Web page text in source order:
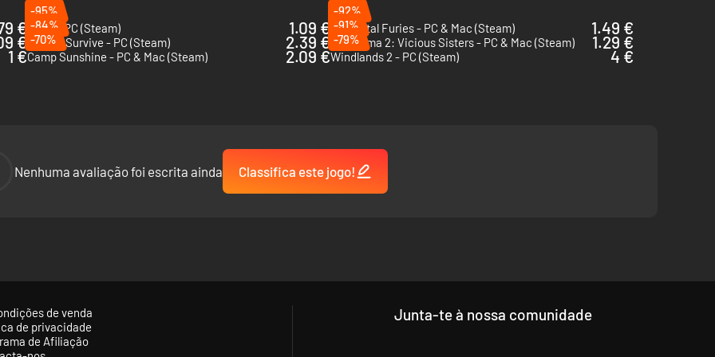
€
-95%
Embr - PC (Steam)
1.09 €
-92%
Full Metal Furies - PC & Mac (Steam)
1.49 €
€
-84%
How to Survive - PC (Steam)
2.39 €
-91%
The Coma 2: Vicious Sisters - PC & Mac (Steam)
1.29 €
1 €
-70%
Camp Sunshine - PC & Mac (Steam)
2.09 €
-79%
Windlands 2 - PC (Steam)
4 €
Nenhuma avaliação foi escrita ainda Classifica este jogo!
de venda
de privacidade
de Afiliação
Junta-te à nossa comunidade